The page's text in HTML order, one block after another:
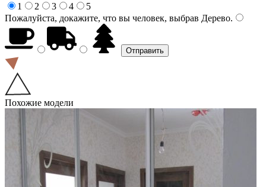
1
2 3 4
5
Пожалуйста, докажите, что вы человек, выбрав Дерево.
Похожие модели